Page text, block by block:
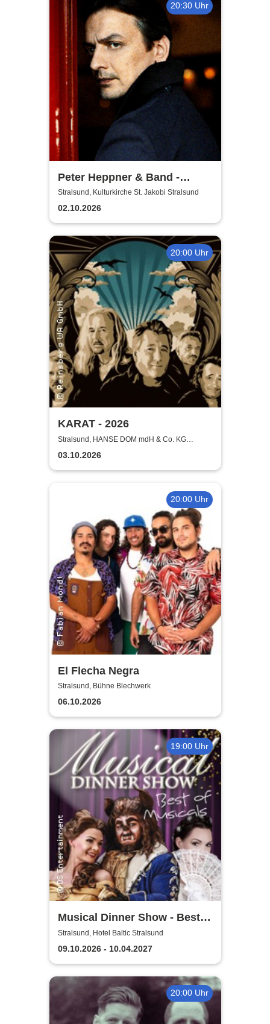
20:30 Uhr
Peter Heppner & Band -
Akustik Tour 2026
Stralsund, Kulturkirche St. Jakobi Stralsund
02.10.2026
20:00 Uhr
KARAT - 2026
Stralsund, HANSE DOM mdH & Co. KG
Stralsund
03.10.2026
20:00 Uhr
El Flecha Negra
Stralsund, Bühne Blechwerk
06.10.2026
19:00 Uhr
Musical Dinner Show - Best
of Musicals
Stralsund, Hotel Baltic Stralsund
09.10.2026 - 10.04.2027
20:00 Uhr